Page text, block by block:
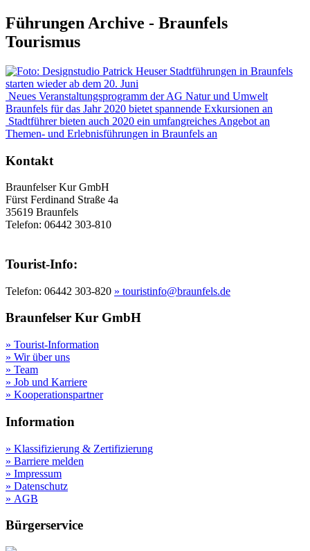
Führungen Archive - Braunfels
Tourismus
Stadtführungen in Braunfels
starten wieder ab dem 20. Juni
Neues Veranstaltungsprogramm der AG Natur und Umwelt
Braunfels für das Jahr 2020 bietet spannende Exkursionen an
Stadtführer bieten auch 2020 ein umfangreiches Angebot an
Themen- und Erlebnisführungen in Braunfels an
Kontakt
Braunfelser Kur GmbH
Fürst Ferdinand Straße 4a
35619 Braunfels
Telefon: 06442 303-810
Tourist-Info:
Telefon: 06442 303-820 » touristinfo@braunfels.de
Braunfelser Kur GmbH
» Tourist-Information
» Wir über uns
» Team
» Job und Karriere
» Kooperationspartner
Information
» Klassifizierung & Zertifizierung
» Barriere melden
» Impressum
» Datenschutz
» AGB
Bürgerservice